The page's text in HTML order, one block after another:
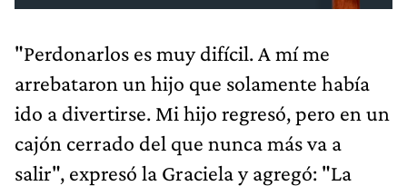
"Perdonarlos es muy difícil. A mí me
arrebataron un hijo que solamente había
ido a divertirse. Mi hijo regresó, pero en un
cajón cerrado del que nunca más va a
salir", expresó la Graciela y agregó: "La